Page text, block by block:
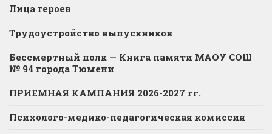
Лица героев
Трудоустройство выпускников
Бессмертный полк — Книга памяти МАОУ СОШ
№ 94 города Тюмени
ПРИЕМНАЯ КАМПАНИЯ 2026-2027 гг.
Психолого-медико-педагогическая комиссия